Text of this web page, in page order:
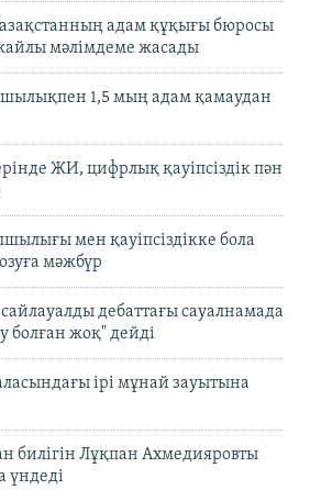
адам құқығы бюросы
мәлімдеме жасады
1,5 мың адам қамаудан
ЖИ, цифрлық қауіпсіздік пән
мен қауіпсіздікке бола
мәжбүр
дебаттағы сауалнамада
болған жоқ" дейді
ірі мұнай зауытына
билігін Лұқпан Ахмедияровты
үндеді